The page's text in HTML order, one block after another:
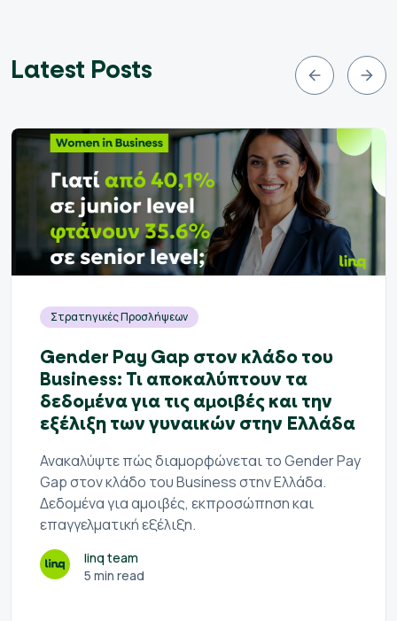
Latest Posts
Στρατηγικές Προσλήψεων
Gender Pay Gap στον κλάδο του
Business: Τι αποκαλύπτουν τα
δεδομένα για τις αμοιβές και την
εξέλιξη των γυναικών στην Ελλάδα
Ανακαλύψτε πώς διαμορφώνεται το Gender Pay
Gap στον κλάδο του Business στην Ελλάδα.
Δεδομένα για αμοιβές, εκπροσώπηση και
επαγγελματική εξέλιξη.
linq team
5 min read